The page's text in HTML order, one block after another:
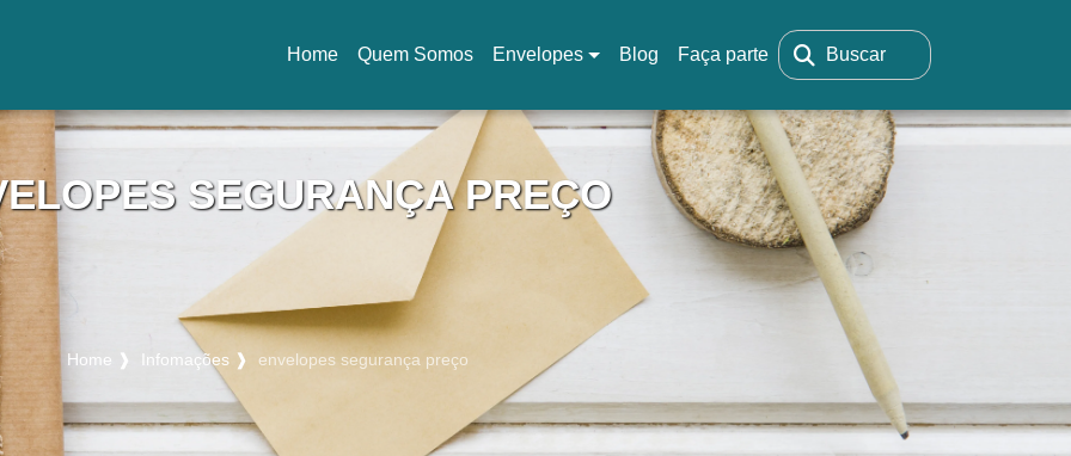
Home
(current)
Quem Somos Envelopes Blog Faça parte Buscar
SEGURANÇA PREÇO
Home ❱ Infomações ❱ envelopes segurança preço